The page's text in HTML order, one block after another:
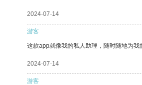
2024-07-14
游客
这款app就像我的私人助理，随时随地为我
2024-07-14
游客